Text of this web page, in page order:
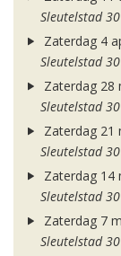
Sleutelstad 30
Zaterdag 4
Sleutelstad 30
Zaterdag 28
Sleutelstad 30
Zaterdag 21
Sleutelstad 30
Zaterdag 14
Sleutelstad 30
Zaterdag 7
Sleutelstad 30